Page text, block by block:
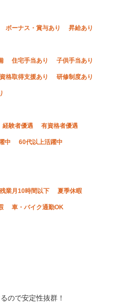
ボーナス・賞与あり 昇給あり
住宅手当あり 子供手当あり
資格取得支援あり 研修制度あり
経験者優遇 有資格者優遇
中 60代以上活躍中
残業月10時間以下 夏季休暇
車・バイク通勤OK
ので安定性抜群！